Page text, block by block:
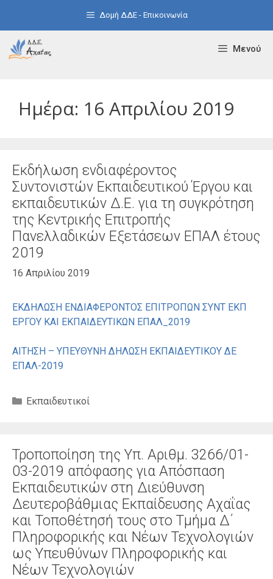
Δομή ΔΔΕ - Επικοινωνία
Μενού
Ημέρα: 16 Απριλίου 2019
Εκδήλωση ενδιαφέροντος
Συντονιστών Εκπαιδευτικού Έργου και
εκπαιδευτικών Δ.Ε. για τη συγκρότηση
της Κεντρικής Επιτροπής
Πανελλαδικών Εξετάσεων ΕΠΑΛ έτους
2019
16 Απριλίου 2019
ΕΚΔΗΛΩΣΗ ΕΝΔΙΑΦΕΡΟΝΤΟΣ ΕΠΙΤΡΟΠΩΝ ΣΥΝΤ ΕΚΠ
ΕΡΓΟΥ ΚΑΙ ΕΚΠΑΙΔΕΥΤΙΚΩΝ ΕΠΑΛ_2019
ΑΙΤΗΣΗ – ΥΠΕΥΘΥΝΗ ΔΗΛΩΣΗ ΕΚΠΑΙΔΕΥΤΙΚΟΥ ΔΕ
ΕΠΑΛ-2019
Κατηγορίες
Εκπαιδευτικοί
Τροποποίηση της Υπ. Αριθμ. 3266/01-
03-2019 απόφασης για Απόσπαση
Εκπαιδευτικών στη Διεύθυνση
Δευτεροβάθμιας Εκπαίδευσης Αχαΐας
και Τοποθέτησή τους στο Τμήμα Δ΄
Πληροφορικής και Νέων Τεχνολογιών
ως Υπευθύνων Πληροφορικής και
Νέων Τεχνολογιών